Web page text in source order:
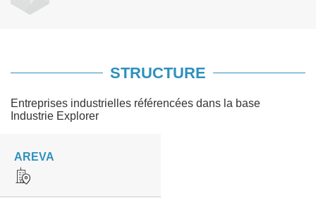
STRUCTURE
Entreprises industrielles référencées dans la base
Industrie Explorer
AREVA